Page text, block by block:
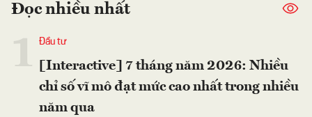
Đọc nhiều nhất
Đầu tư
[Interactive] 7 tháng năm 2026: Nhiều
chỉ số vĩ mô đạt mức cao nhất trong nhiều
năm qua